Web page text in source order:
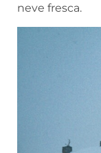
neve fresca.